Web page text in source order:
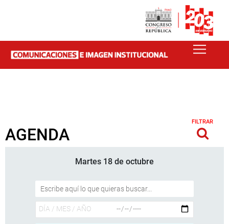
AGENDA
FILTRAR
Martes 18 de octubre